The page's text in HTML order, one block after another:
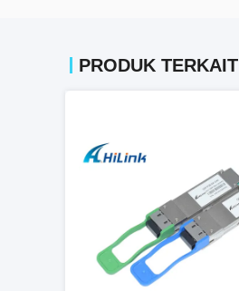
PRODUK TERKAIT